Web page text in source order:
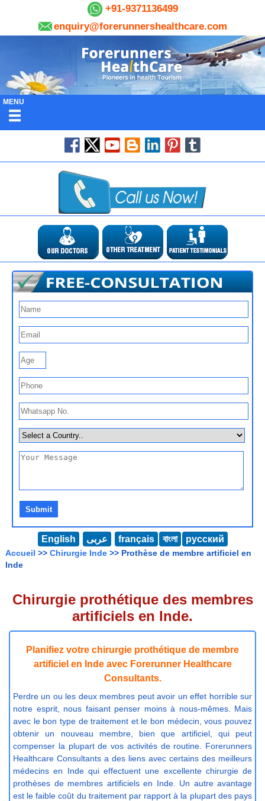
+91-9371136499
enquiry@forerunnershealthcare.com
MENU
English عربى français বাংলা русский
Accueil >> Chirurgie Inde >> Prothèse de membre artificiel en
Inde
Chirurgie prothétique des membres
artificiels en Inde.
Planifiez votre chirurgie prothétique de membre
artificiel en Inde avec Forerunner Healthcare
Consultants.
Perdre un ou les deux membres peut avoir un effet horrible sur
notre esprit, nous faisant penser moins à nous-mêmes. Mais
avec le bon type de traitement et le bon médecin, vous pouvez
obtenir un nouveau membre, bien que artificiel, qui peut
compenser la plupart de vos activités de routine. Forerunners
Healthcare Consultants a des liens avec certains des meilleurs
médecins en Inde qui effectuent une excellente chirurgie de
prothèses de membres artificiels en Inde. Un autre avantage
est le faible coût du traitement par rapport à la plupart des pays